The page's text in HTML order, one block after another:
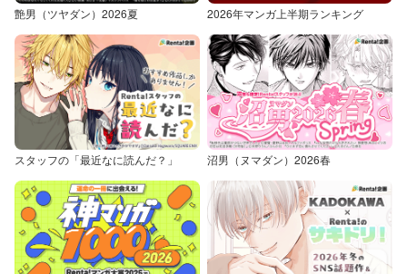
艶男（ツヤダン）2026夏 2026年マンガ上半期ランキング
スタッフの「最近なに読んだ？」 沼男（ヌマダン）2026春